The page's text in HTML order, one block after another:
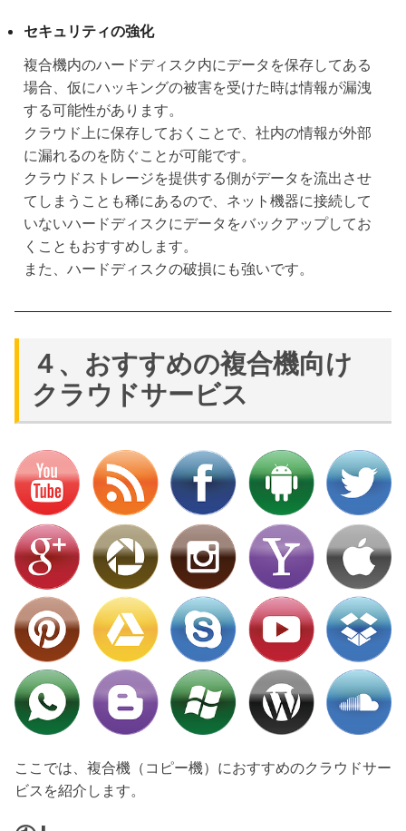
セキュリティの強化
複合機内のハードディスク内にデータを保存してある
場合、仮にハッキングの被害を受けた時は情報が漏洩
する可能性があります。
クラウド上に保存しておくことで、社内の情報が外部
に漏れるのを防ぐことが可能です。
クラウドストレージを提供する側がデータを流出させ
てしまうことも稀にあるので、ネット機器に接続して
いないハードディスクにデータをバックアップしてお
くこともおすすめします。
また、ハードディスクの破損にも強いです。
４、おすすめの複合機向け
クラウドサービス
ここでは、複合機（コピー機）におすすめのクラウドサー
ビスを紹介します。